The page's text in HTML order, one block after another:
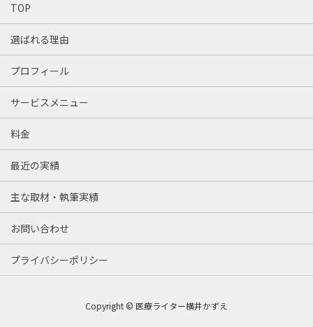
TOP
選ばれる理由
プロフィール
サービスメニュー
料金
最近の実績
主な取材・執筆実績
お問い合わせ
プライバシーポリシー
Copyright © 医療ライター横井かずえ